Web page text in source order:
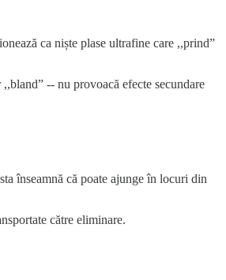
ca niște plase ultrafine care ,,prind”
-- nu provoacă efecte secundare
înseamnă că poate ajunge în locuri din
către eliminare.